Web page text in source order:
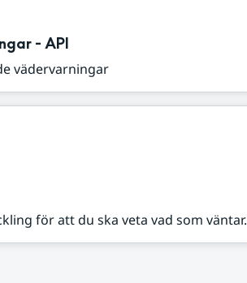
- API
vädervarningar
för att du ska veta vad som väntar.